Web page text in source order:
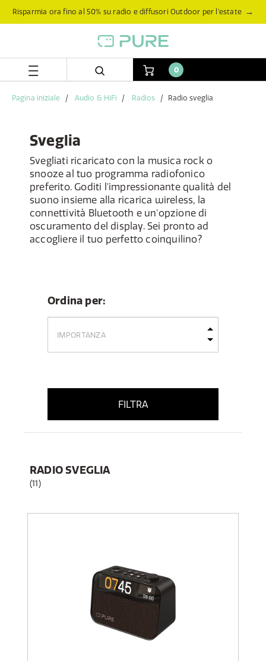
Risparmia ora fino al 50% su radio e diffusori Outdoor per l’estate →
0
Pagina iniziale Audio & HiFi Radios Radio sveglia
Sveglia
Svegliati ricaricato con la musica rock o
snooze al tuo programma radiofonico
preferito. Goditi l'impressionante qualità del
suono insieme alla ricarica wireless, la
connettività Bluetooth e un'opzione di
oscuramento del display. Sei pronto ad
accogliere il tuo perfetto coinquilino?
Ordina per:
FILTRA
RADIO SVEGLIA
(11)